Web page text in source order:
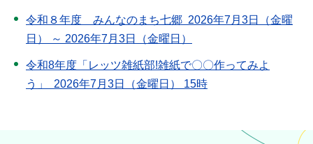
令和８年度 みんなのまち七郷 2026年7月3日（金曜
日） ～ 2026年7月3日（金曜日）
令和8年度「レッツ雑紙部!雑紙で〇〇作ってみよ
う」 2026年7月3日（金曜日） 15時